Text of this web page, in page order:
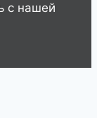
с нашей